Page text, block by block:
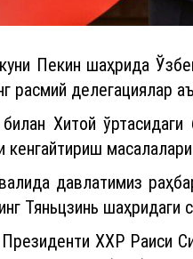
Пекин шаҳрида
расмий делегациялар
Хитой
кенгайтириш
давлатимиз
Тяньцзинь
ХХР Раиси